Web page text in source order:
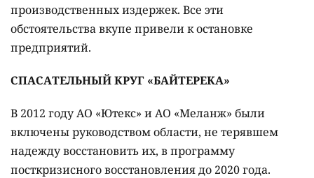
производственных издержек. Все эти
обстоятельства вкупе привели к остановке
предприятий.
СПАСАТЕЛЬНЫЙ КРУГ «БАЙТЕРЕКА»
В 2012 году АО «Ютекс» и АО «Меланж» были
включены руководством области, не терявшем
надежду восстановить их, в программу
посткризисного восстановления до 2020 года.